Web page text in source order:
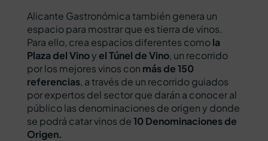
Alicante Gastronómica también genera un
espacio para mostrar que es tierra de vinos.
Para ello, crea espacios diferentes comola
Plaza del Vinoyel Túnel de Vino, un recorrido
por los mejores vinos con más de 150
referencias, a través de un recorrido guiados
por expertos del sector que darán a conocer al
público las denominaciones de origen y donde
se podrá catar vinos de10 Denominaciones de
Origen.